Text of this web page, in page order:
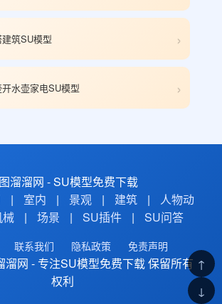
筑SU模型 ›
水壶家电SU模型 ›
溜溜网 - SU模型免费下载
| 室内 | 景观 | 建筑 |
人物动
械 | 场景 | SU插件 | SU问答
联系我们 隐私政策 免责声明
网 - 专注SU模型免费下载 保留所有
权利
↑
↓